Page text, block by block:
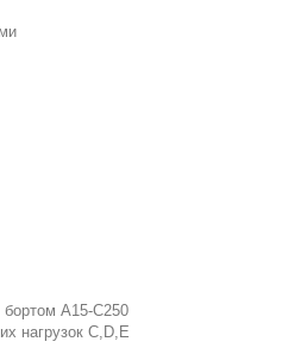
А15-C250
нагрузок C,D,E